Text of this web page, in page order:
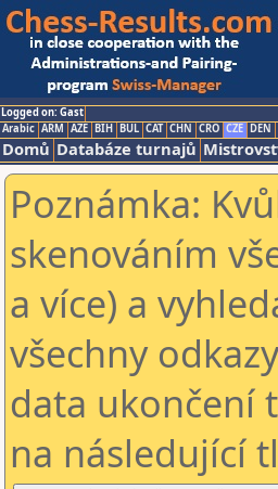
Logged on: Gast
Arabic ARM AZE BIH BUL CAT CHN CRO CZE DEN
Domů Databáze turnajů
Poznámka:
skenováním
a více) a
všechny
data ukončení
na následující